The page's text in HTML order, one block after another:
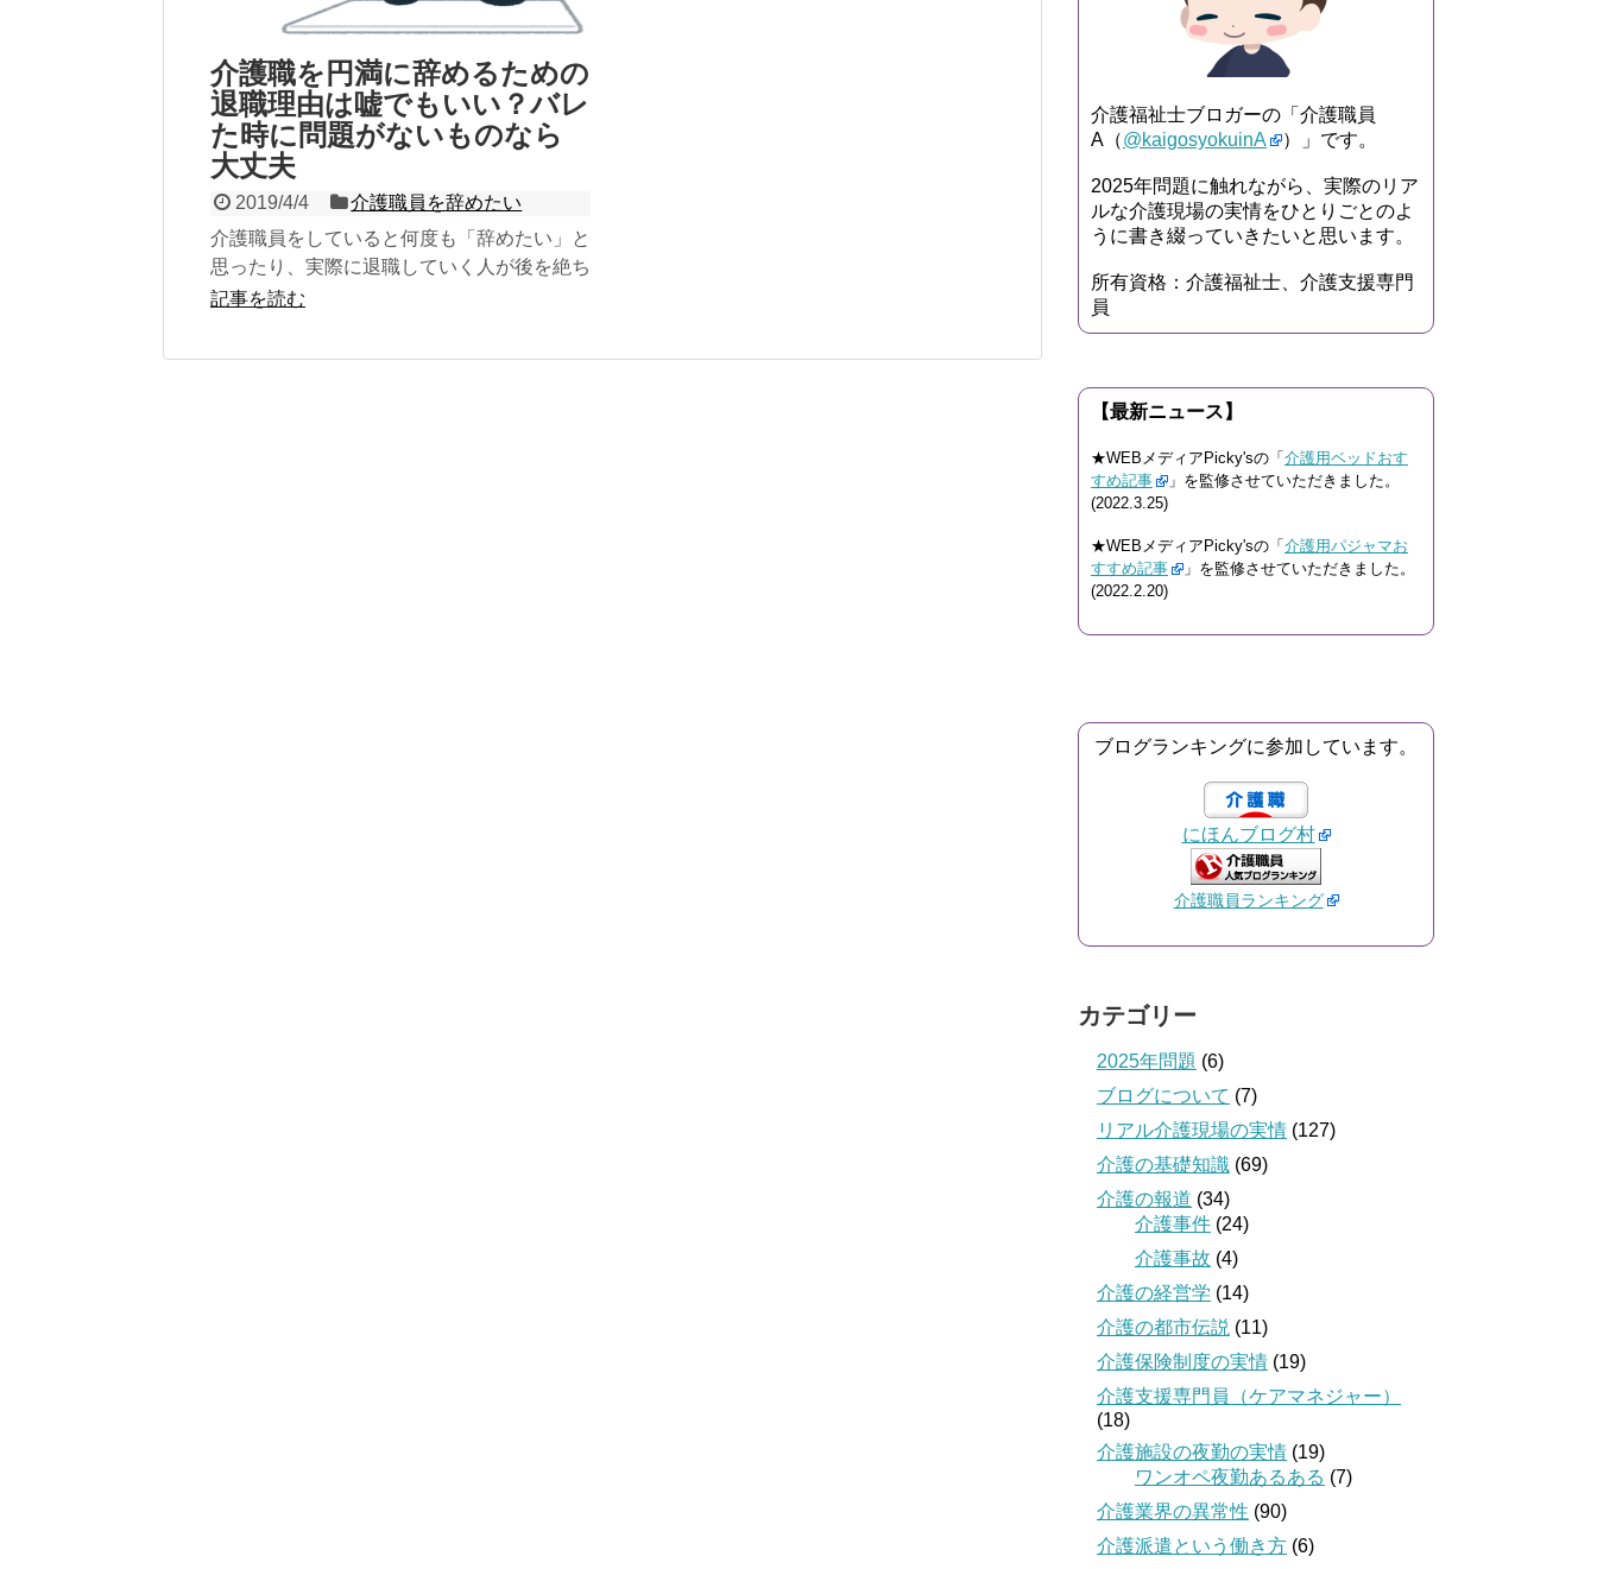
介護職を円満に辞めるための
退職理由は嘘でもいい？バレ
た時に問題がないものなら
大丈夫
2019/4/4
介護職員を辞めたい
介護職員をしていると何度も「辞めたい」と
思ったり、実際に退職していく人が後を絶ち
ません。 「離職率」や「定着率」や「入職
記事を読む
介護福祉士ブロガーの「介護職員
A（@kaigosyokuinA ）」です。
2025年問題に触れながら、実際のリア
ルな介護現場の実情をひとりごとのよ
うに書き綴っていきたいと思います。
所有資格：介護福祉士、介護支援専門
員
【最新ニュース】
★WEBメディアPicky'sの「 介護用ベッドおす
すめ記事
」を監修させていただきました。
(2022.3.25)
★WEBメディアPicky'sの「 介護用パジャマお
すすめ記事
」を監修させていただきました。
(2022.2.20)
ブログランキングに参加しています。
にほんブログ村
介護職員ランキング
カテゴリー
2025年問題 (6)
ブログについて (7)
リアル介護現場の実情 (127)
介護の基礎知識 (69)
介護の報道 (34)
介護事件 (24)
介護事故 (4)
介護の経営学 (14)
介護の都市伝説 (11)
介護保険制度の実情 (19)
介護支援専門員（ケアマネジャー）
(18)
介護施設の夜勤の実情 (19)
ワンオペ夜勤あるある (7)
介護業界の異常性 (90)
介護派遣という働き方 (6)